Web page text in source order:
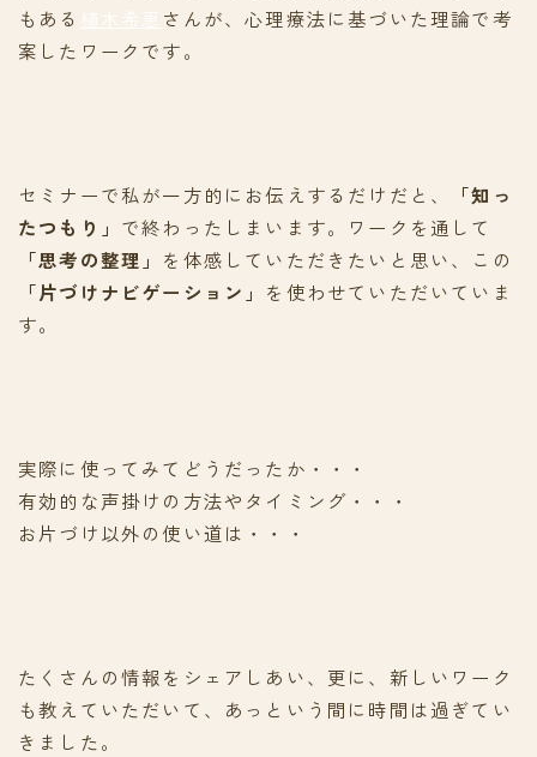
もある
さんが、心理療法に基づいた理論で考
案したワークです。
セミナーで私が一方的にお伝えするだけだと、
「知っ
たつもり」 で終わったしまいます。ワークを通して
「思考の整理」 を体感していただきたいと思い、この
「片づけナビゲーション」 を使わせていただいていま
す。
実際に使ってみてどうだったか・・・
有効的な声掛けの方法やタイミング・・・
お片づけ以外の使い道は・・・
たくさんの情報をシェアしあい、更に、新しいワーク
も教えていただいて、あっという間に時間は過ぎてい
きました。